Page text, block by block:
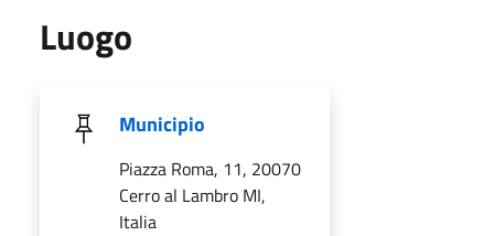
Luogo
Municipio
Piazza Roma, 11, 20070
Cerro al Lambro MI,
Italia